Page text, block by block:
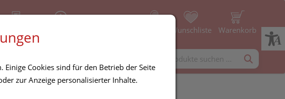
Anfrage Wunschliste Warenkorb
Cookies sind für den Betrieb der Seite
zur Anzeige personalisierter Inhalte.